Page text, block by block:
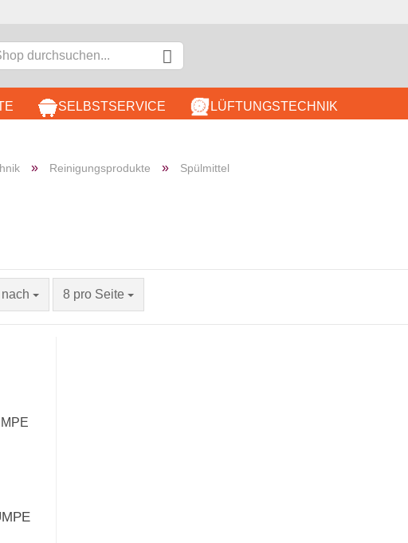
Passwort vergessen?
SELBSTSERVICE LÜFTUNGSTECHNIK
EDELSTAHLMÖBEL
» Reinigungsprodukte » Spülmittel
8 pro Seite